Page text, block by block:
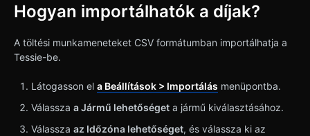
Hogyan importálhatók a díjak?
A töltési munkameneteket CSV formátumban importálhatja a
Tessie-be.
Látogasson el a Beállítások > Importálás menüpontba.
Válassza a Jármű lehetőséget a jármű kiválasztásához.
Válassza az Időzóna lehetőséget, és válassza ki az